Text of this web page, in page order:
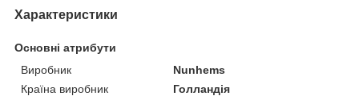
Характеристики
Основні атрибути
Виробник
Nunhems
Країна виробник
Голландія